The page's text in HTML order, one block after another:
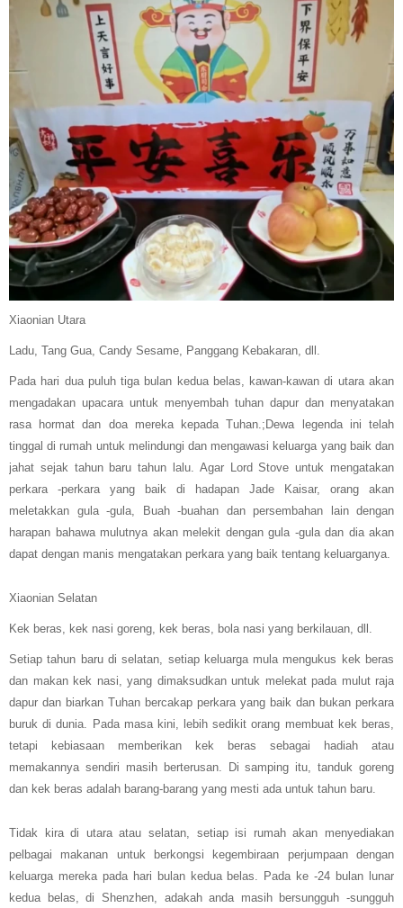
Xiaonian Utara
Ladu, Tang Gua, Candy Sesame, Panggang Kebakaran, dll.
Pada hari dua puluh tiga bulan kedua belas, kawan-kawan di utara akan
mengadakan upacara untuk menyembah tuhan dapur dan menyatakan
rasa hormat dan doa mereka kepada Tuhan. ;Dewa legenda ini telah
tinggal di rumah untuk melindungi dan mengawasi keluarga yang baik dan
jahat sejak tahun baru tahun lalu. Agar Lord Stove untuk mengatakan
perkara -perkara yang baik di hadapan Jade Kaisar, orang akan
meletakkan gula -gula, Buah -buahan dan persembahan lain dengan
harapan bahawa mulutnya akan melekit dengan gula -gula dan dia akan
dapat dengan manis mengatakan perkara yang baik tentang keluarganya.
Xiaonian Selatan
Kek beras, kek nasi goreng, kek beras, bola nasi yang berkilauan, dll.
Setiap tahun baru di selatan, setiap keluarga mula mengukus kek beras
dan makan kek nasi, yang dimaksudkan untuk melekat pada mulut raja
dapur dan biarkan Tuhan bercakap perkara yang baik dan bukan perkara
buruk di dunia. Pada masa kini, lebih sedikit orang membuat kek beras,
tetapi kebiasaan memberikan kek beras sebagai hadiah atau
memakannya sendiri masih berterusan. Di samping itu, tanduk goreng
dan kek beras adalah barang-barang yang mesti ada untuk tahun baru.
Tidak kira di utara atau selatan, setiap isi rumah akan menyediakan
pelbagai makanan untuk berkongsi kegembiraan perjumpaan dengan
keluarga mereka pada hari bulan kedua belas. Pada ke -24 bulan lunar
kedua belas, di Shenzhen, adakah anda masih bersungguh -sungguh